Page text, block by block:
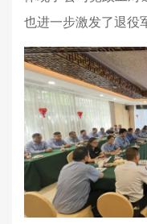
也进一步激发了退役